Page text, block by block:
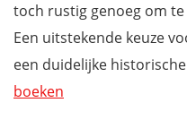
toch rustig genoeg om
Een uitstekende keuze
een duidelijke
boeken